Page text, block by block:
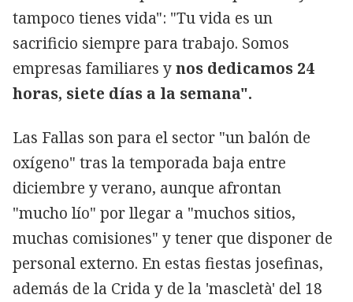
tampoco tienes vida": "Tu vida es un
sacrificio siempre para trabajo. Somos
empresas familiares ynos dedicamos 24
horas, siete días a la semana".
Las Fallas son para el sector "un balón de
oxígeno" tras la temporada baja entre
diciembre y verano, aunque afrontan
"mucho lío" por llegar a "muchos sitios,
muchas comisiones" y tener que disponer de
personal externo. En estas fiestas josefinas,
además de la Crida y de la 'mascletà' del 18